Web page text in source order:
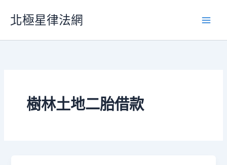
要
北極星律法網
樹林土地二胎借款